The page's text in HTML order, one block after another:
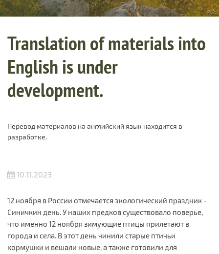
Translation of materials into
English is under
development.
Перевод материалов на английский язык находится в
разработке.
10.11.2023
12 ноября в России отмечается экологический праздник -
Синичкин день. У наших предков существовало поверье,
что именно 12 ноября зимующие птицы прилетают в
города и села. В этот день чинили старые птичьи
кормушки и вешали новые, а также готовили для